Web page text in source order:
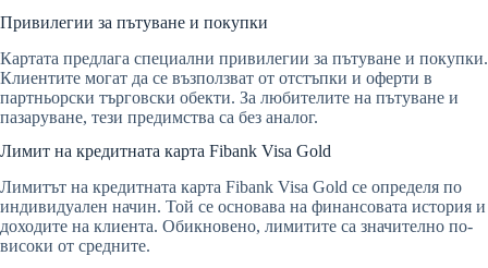
Привилегии за пътуване и покупки
Картата предлага специални привилегии за пътуване и покупки.
Клиентите могат да се възползват от отстъпки и оферти в
партньорски търговски обекти. За любителите на пътуване и
пазаруване, тези предимства са без аналог.
Лимит на кредитната карта Fibank Visa Gold
Лимитът на кредитната карта Fibank Visa Gold се определя по
индивидуален начин. Той се основава на финансовата история и
доходите на клиента. Обикновено, лимитите са значително по-
високи от средните.